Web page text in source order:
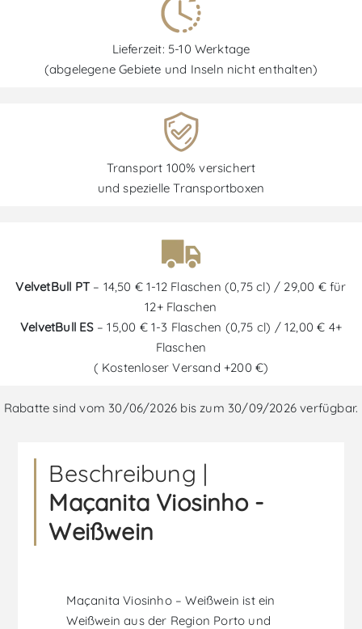
Lieferzeit: 5-10 Werktage
(abgelegene Gebiete und Inseln nicht enthalten)
Transport 100% versichert
und spezielle Transportboxen
VelvetBull PT – 14,50 € 1-12 Flaschen (0,75 cl) / 29,00 € für
12+ Flaschen
VelvetBull ES– 15,00 € 1-3 Flaschen (0,75 cl) / 12,00 € 4+
Flaschen
( Kostenloser Versand +200 €)
Rabatte sind vom 30/06/2026 bis zum 30/09/2026 verfügbar.
Beschreibung |
Maçanita Viosinho -
Weißwein
Maçanita Viosinho – Weißwein ist ein
Weißwein aus der Region Porto und